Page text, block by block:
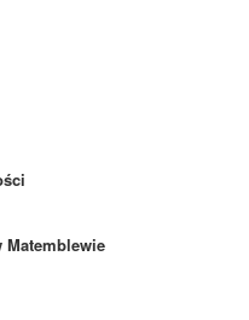
Matemblewie